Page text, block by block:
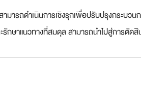
มารถดำเนินการเชิงรุกเพื่อปรับปรุงกระบว
รักษาแนวทางที่สมดุล สามารถนำไปสู่การตัด